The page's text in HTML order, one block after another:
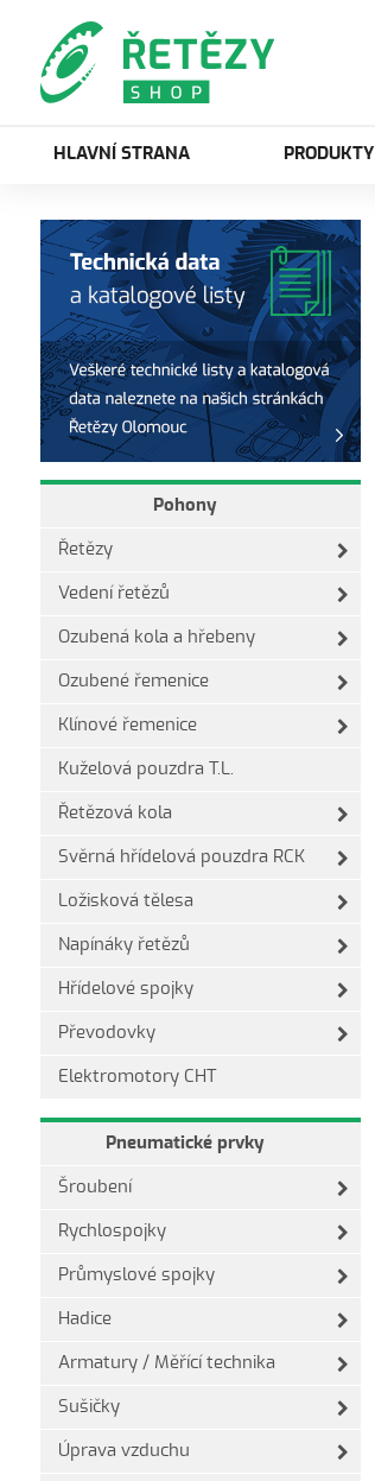
HLAVNÍ STRANA PRODUKTY
Pohony
Řetězy
Vedení řetězů
Ozubená kola a hřebeny
Ozubené řemenice
Klínové řemenice
Kuželová pouzdra T.L.
Řetězová kola
Svěrná hřídelová pouzdra RCK
Ložisková tělesa
Napínáky řetězů
Hřídelové spojky
Převodovky
Elektromotory CHT
Pneumatické prvky
Šroubení
Rychlospojky
Průmyslové spojky
Hadice
Armatury / Měřící technika
Sušičky
Úprava vzduchu